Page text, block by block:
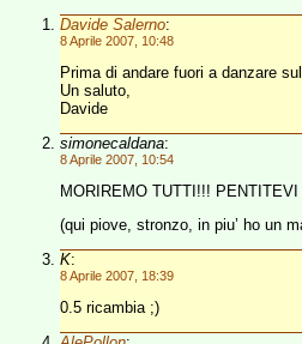
Davide Salerno:
8 Aprile 2007, 10:48
Prima di andare fuori a danzare
Un saluto,
Davide
simonecaldana:
8 Aprile 2007, 10:54
MORIREMO TUTTI!!!
(qui piove, stronzo, in piu’ ho un
K:
8 Aprile 2007, 18:39
0.5 ricambia ;)